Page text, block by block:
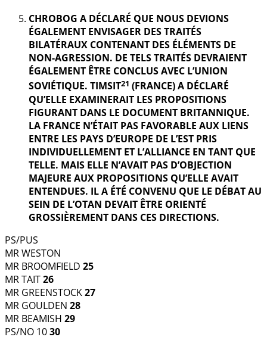
CHROBOG A DÉCLARÉ QUE NOUS DEVIONS
ÉGALEMENT ENVISAGER DES TRAITÉS
BILATÉRAUX CONTENANT DES ÉLÉMENTS DE
NON-AGRESSION. DE TELS TRAITÉS DEVRAIENT
ÉGALEMENT ÊTRE CONCLUS AVEC L’UNION
SOVIÉTIQUE. TIMSIT21 (FRANCE) A DÉCLARÉ
QU’ELLE EXAMINERAIT LES PROPOSITIONS
FIGURANT DANS LE DOCUMENT BRITANNIQUE.
LA FRANCE N’ÉTAIT PAS FAVORABLE AUX LIENS
ENTRE LES PAYS D’EUROPE DE L’EST PRIS
INDIVIDUELLEMENT ET L’ALLIANCE EN TANT QUE
TELLE. MAIS ELLE N’AVAIT PAS D’OBJECTION
MAJEURE AUX PROPOSITIONS QU’ELLE AVAIT
ENTENDUES. IL A ÉTÉ CONVENU QUE LE DÉBAT AU
SEIN DE L’OTAN DEVAIT ÊTRE ORIENTÉ
GROSSIÈREMENT DANS CES DIRECTIONS.
PS/PUS
MR WESTON
MR BROOMFIELD 25
MR TAIT26
MR GREENSTOCK27
MR GOULDEN 28
MR BEAMISH 29
PS/NO 1030